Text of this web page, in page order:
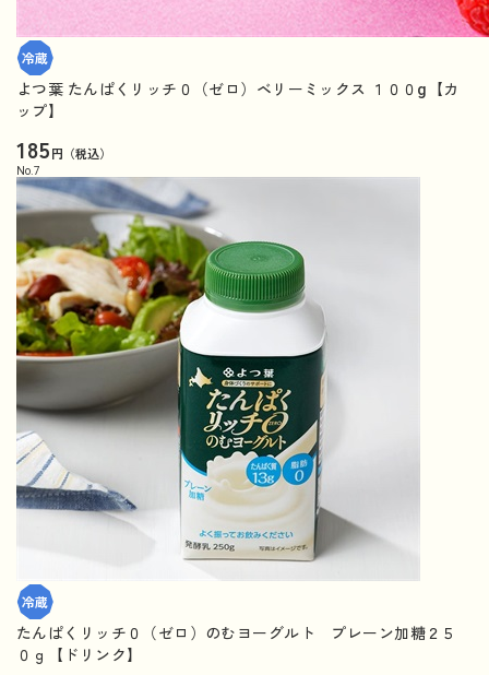
よつ葉 たんぱくリッチ０（ゼロ）ベリーミックス １００g【カ
ップ】
185円（税込）
No. 7
たんぱくリッチ０（ゼロ）のむヨーグルト プレーン加糖２５
０ｇ【ドリンク】